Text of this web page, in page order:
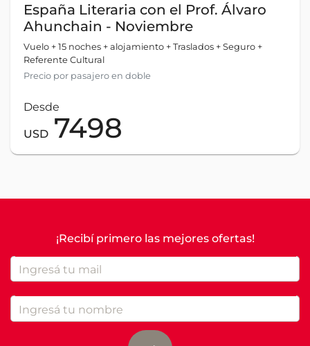
España Literaria con el Prof. Álvaro
Ahunchain - Noviembre
Vuelo + 15 noches + alojamiento + Traslados + Seguro +
Referente Cultural
Precio por pasajero en doble
Desde
USD 7498
¡Recibí primero las mejores ofertas!
Ingresá tu mail
Ingresá tu nombre